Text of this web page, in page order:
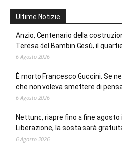
Ultime Notizie
Anzio, Centenario della
Teresa del Bambin Gesù, il
6 Agosto 2026
È morto Francesco Guccini. Se
che non voleva smettere di
6 Agosto 2026
Nettuno, riapre fino a fine agosto
Liberazione, la sosta sarà
6 Agosto 2026